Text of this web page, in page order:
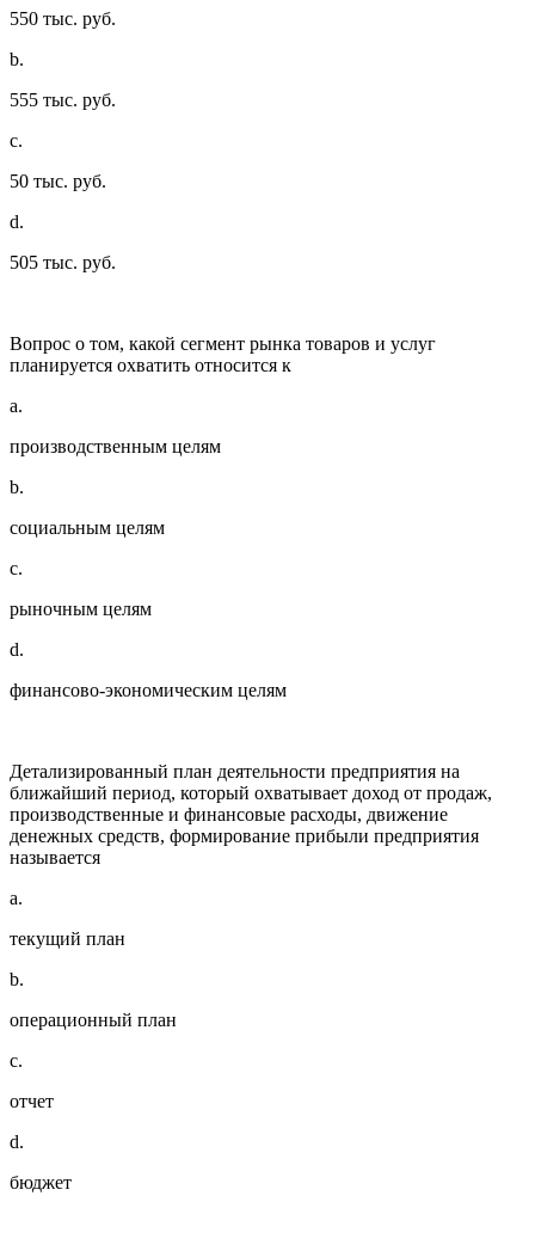
550 тыс. руб.
b.
555 тыс. руб.
c.
50 тыс. руб.
d.
505 тыс. руб.
Вопрос о том, какой сегмент рынка товаров и услуг
планируется охватить относится к
a.
производственным целям
b.
социальным целям
c.
рыночным целям
d.
финансово-экономическим целям
Детализированный план деятельности предприятия на
ближайший период, который охватывает доход от продаж,
производственные и финансовые расходы, движение
денежных средств, формирование прибыли предприятия
называется
a.
текущий план
b.
операционный план
c.
отчет
d.
бюджет